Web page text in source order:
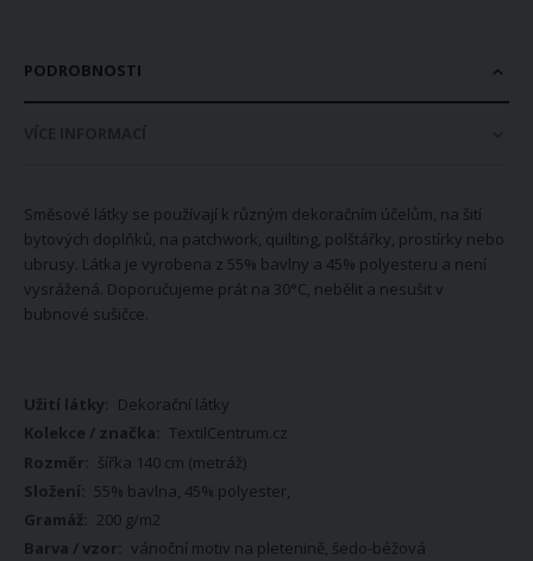
PODROBNOSTI
Směsové látky se používají k různým dekoračním účelům, na šití
bytových doplňků, na patchwork, quilting, polštářky, prostírky nebo
ubrusy. Látka je vyrobena z 55% bavlny a 45% polyesteru a není
vysrážená. Doporučujeme prát na 30°C, nebělit a nesušit v
bubnové sušičce.
Více
informací
Dekorační látky
TextilCentrum.cz
šířka 140 cm (metráž)
55% bavlna, 45% polyester,
200 g/m2
vánoční motiv na pletenině, šedo-béžová